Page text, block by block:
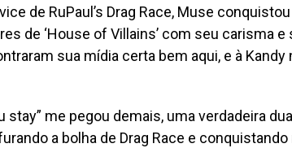
de RuPaul’s Drag Race, Muse
de ‘House of Villains’ com seu carisma
sua mídia certa bem aqui, e à Kandy
stay” me pegou demais, uma verdadeira
a bolha de Drag Race e